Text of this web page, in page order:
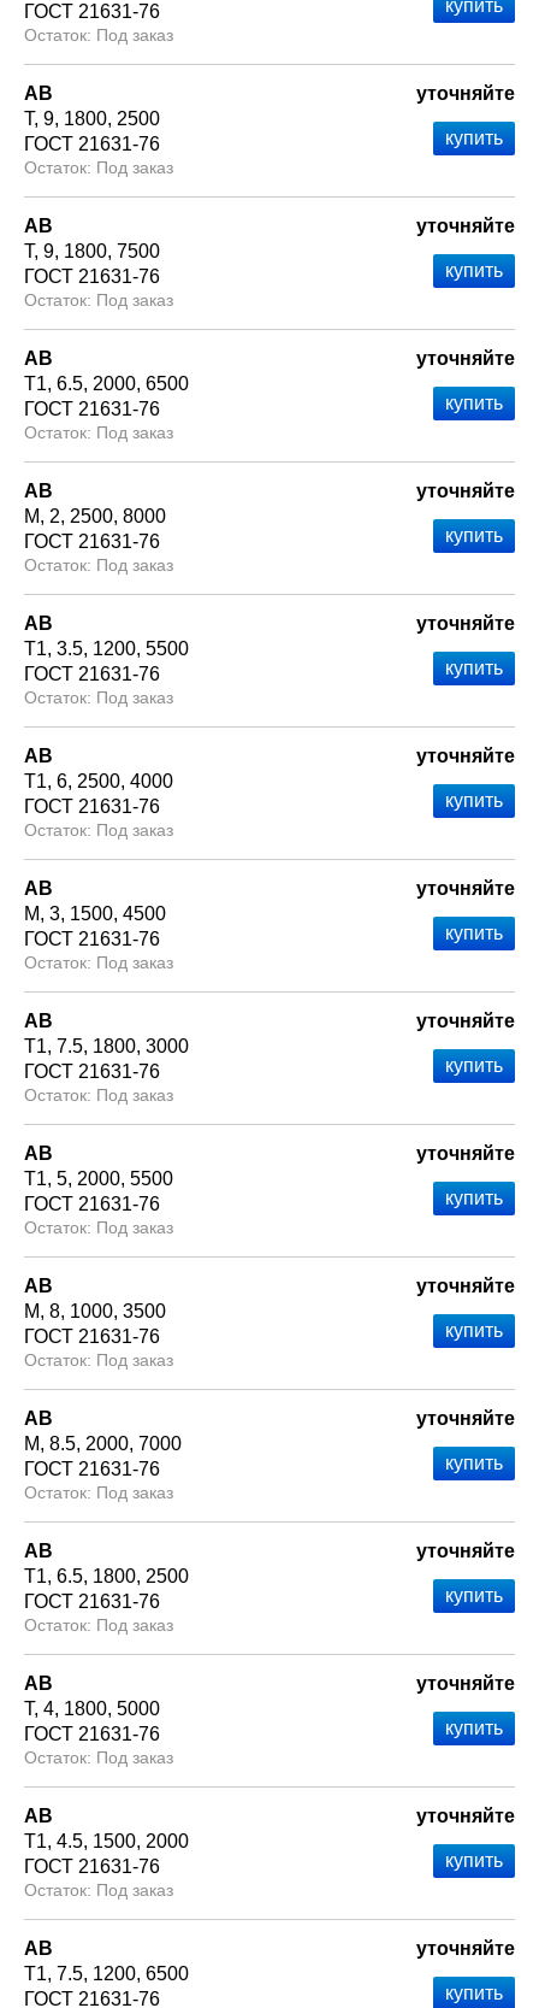
ГОСТ 21631-76
Под заказ
АВ
Т 9 1800 2500
ГОСТ 21631-76
Под заказ
уточняйте
АВ
Т 9 1800 7500
ГОСТ 21631-76
Под заказ
уточняйте
АВ
Т1 6.5 2000 6500
ГОСТ 21631-76
Под заказ
уточняйте
АВ
М
2 2500 8000
ГОСТ 21631-76
Под заказ
уточняйте
АВ
Т1 3.5 1200 5500
ГОСТ 21631-76
Под заказ
уточняйте
АВ
Т1 6 2500 4000
ГОСТ 21631-76
Под заказ
уточняйте
АВ
М 3 1500 4500
ГОСТ 21631-76
Под заказ
уточняйте
АВ
Т1 7.5 1800 3000
ГОСТ 21631-76
Под заказ
уточняйте
АВ
Т1 5 2000 5500
ГОСТ 21631-76
Под заказ
уточняйте
АВ
М 8 1000 3500
ГОСТ 21631-76
Под заказ
уточняйте
АВ
М 8.5 2000 7000
ГОСТ 21631-76
Под заказ
уточняйте
АВ
Т1 6.5 1800 2500
ГОСТ 21631-76
Под заказ
уточняйте
АВ
Т 4 1800 5000
ГОСТ 21631-76
Под заказ
уточняйте
АВ
Т1 4.5 1500 2000
ГОСТ 21631-76
Под заказ
уточняйте
АВ
Т1 7.5 1200 6500
ГОСТ 21631-76
уточняйте